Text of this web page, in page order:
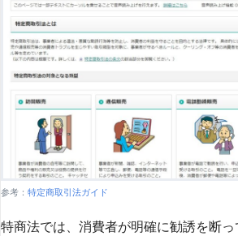
参考： 特定商取引法ガイド
特商法では、消費者が明確に勧誘を断